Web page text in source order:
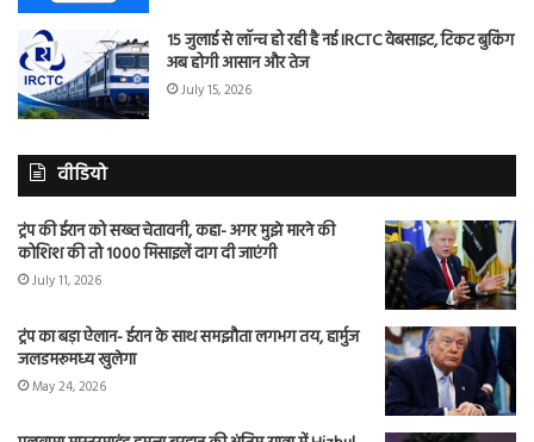
15 जुलाई से लॉन्च हो रही है नई IRCTC वेबसाइट, टिकट बुकिंग
अब होगी आसान और तेज
July 15, 2026
वीडियो
ट्रंप की ईरान को सख्त चेतावनी, कहा- अगर मुझे मारने की
कोशिश की तो 1000 मिसाइलें दाग दी जाएंगी
July 11, 2026
ट्रंप का बड़ा ऐलान- ईरान के साथ समझौता लगभग तय, हार्मुज
जलडमरूमध्य खुलेगा
May 24, 2026